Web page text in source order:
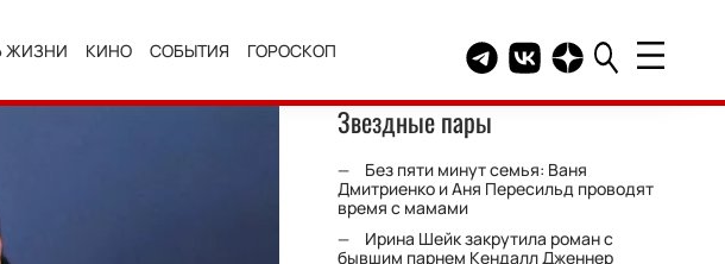
ЖИЗНИ КИНО СОБЫТИЯ ГОРОСКОП Telegram канал HELLO
Группа HELLO
Канал HELLO в
Звездные пары
Без пяти минут семья: Ваня
Дмитриенко и Аня Пересильд проводят
время с мамами
Ирина Шейк закрутила роман с
бывшим парнем Кендалл Дженнер